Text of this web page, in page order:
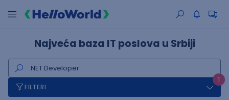
Najveća baza IT poslova u Srbiji
1
FILTERI